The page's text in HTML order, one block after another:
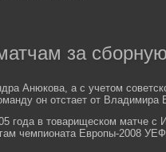
за
Анюкова, а с учетом
он отстает от Владимира
года в товарищеском матче с
чемпионата Европы-2008